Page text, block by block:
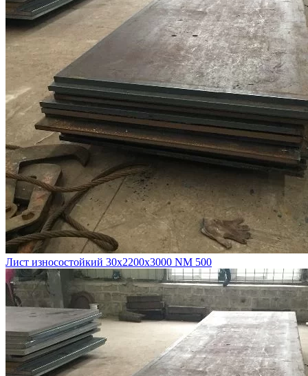
Лист износостойкий 30х2200х3000 NM 500